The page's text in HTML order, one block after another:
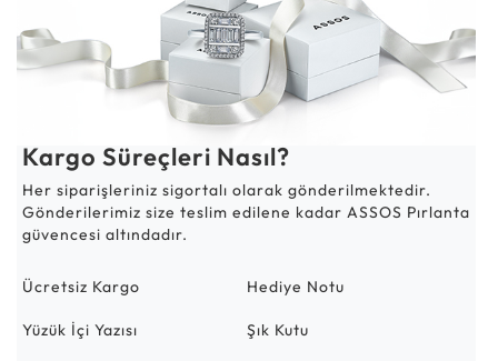
Kargo Süreçleri Nasıl?
Her siparişleriniz sigortalı olarak gönderilmektedir.
Gönderilerimiz size teslim edilene kadar ASSOS Pırlanta
güvencesi altındadır.
Ücretsiz Kargo Hediye Notu
Yüzük İçi Yazısı Şık Kutu